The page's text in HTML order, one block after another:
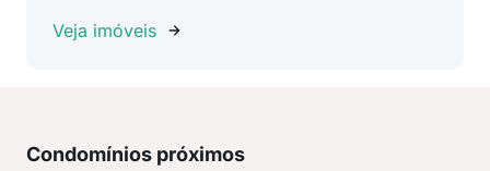
Veja imóveis
Condomínios próximos